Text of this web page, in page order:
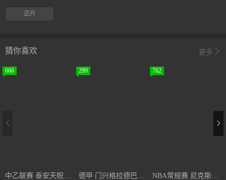
正片
更多
猜你喜欢
666
中乙联赛 泰安天贶VS海口名城尚南堂 20240929
299
德甲 门兴格拉德巴赫vs波鸿 (刘洋) 20240224
762
NBA常规赛 尼克斯VS热火 20241031